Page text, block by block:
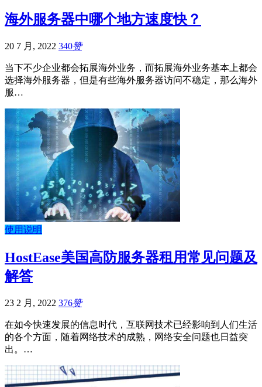
海外服务器中哪个地方速度快？
20 7 月, 2022 340赞
当下不少企业都会拓展海外业务，而拓展海外业务基本上都会
选择海外服务器，但是有些海外服务器访问不稳定，那么海外
服…
使用说明
HostEase美国高防服务器租用常见问题及
解答
23 2 月, 2022 376赞
在如今快速发展的信息时代，互联网技术已经影响到人们生活
的各个方面，随着网络技术的成熟，网络安全问题也日益突
出。…